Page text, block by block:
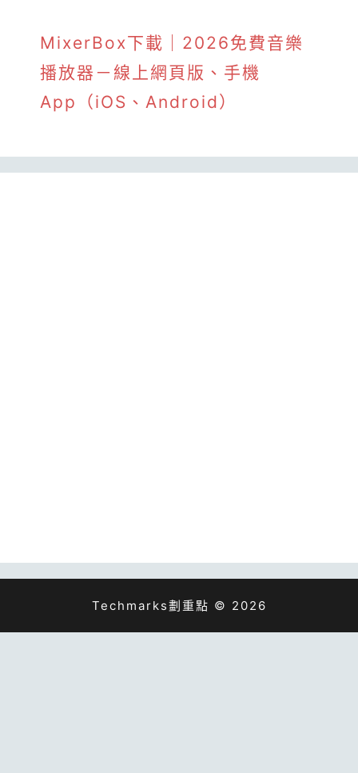
MixerBox下載｜2026免費音樂
播放器－線上網頁版、手機
App（iOS、Android）
Techmarks劃重點 © 2026